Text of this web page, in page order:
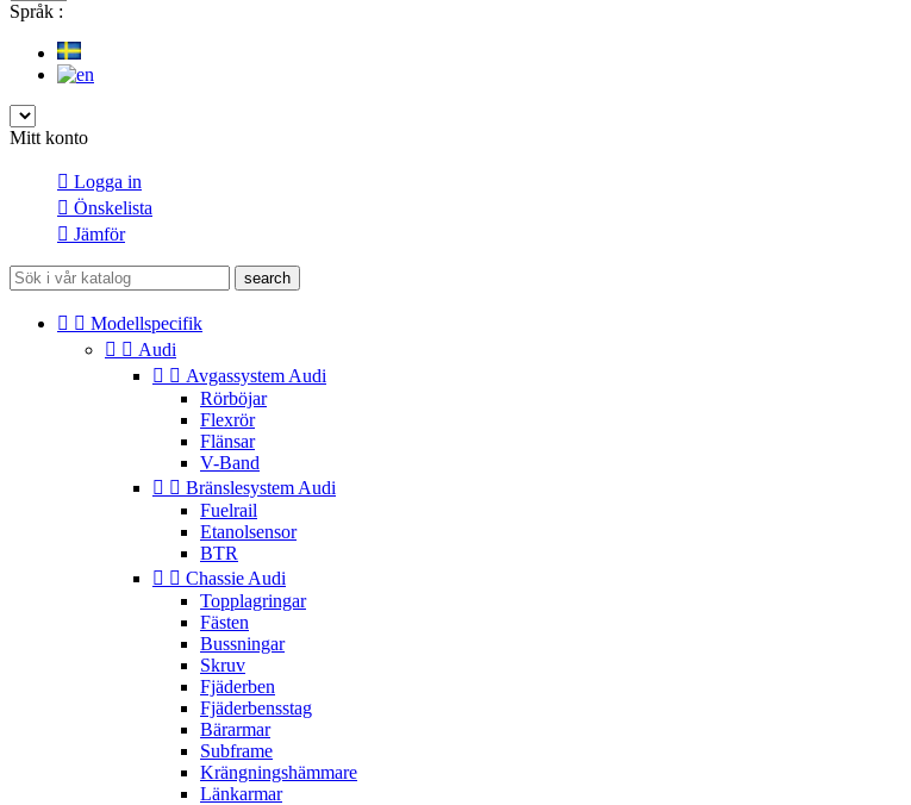
Språk :
Mitt konto
 Logga in
 Önskelista
 Jämför
search
  Modellspecifik
  Audi
  Avgassystem Audi
Rörböjar
Flexrör
Flänsar
V-Band
  Bränslesystem Audi
Fuelrail
Etanolsensor
BTR
  Chassie Audi
Topplagringar
Fästen
Bussningar
Skruv
Fjäderben
Fjäderbensstag
Bärarmar
Subframe
Krängningshämmare
Länkarmar